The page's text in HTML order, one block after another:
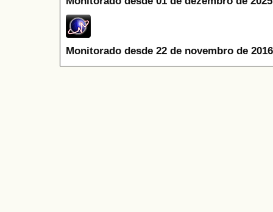
Monitorado desde 22 de novembro de